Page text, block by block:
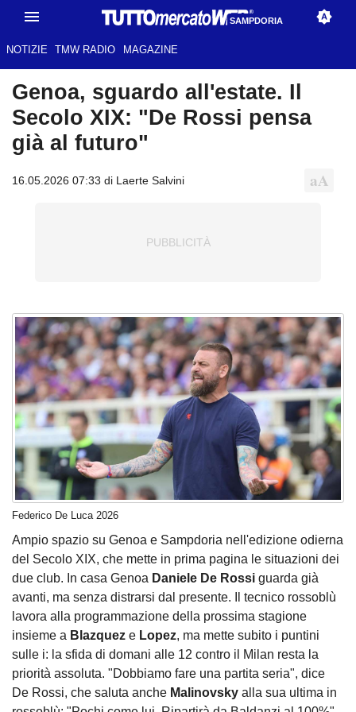
SAMPDORIA
NOTIZIE TMW RADIO MAGAZINE
Genoa, sguardo all'estate. Il
Secolo XIX: "De Rossi pensa
già al futuro"
16.05.2026 07:33 di Laerte Salvini
Federico De Luca 2026
Ampio spazio su Genoa e Sampdoria nell'edizione odierna
del Secolo XIX, che mette in prima pagina le situazioni dei
due club. In casa Genoa Daniele De Rossi guarda già
avanti, ma senza distrarsi dal presente. Il tecnico rossoblù
lavora alla programmazione della prossima stagione
insieme a Blazquez e Lopez, ma mette subito i puntini
sulle i: la sfida di domani alle 12 contro il Milan resta la
priorità assoluta. "Dobbiamo fare una partita seria", dice
De Rossi, che saluta anche Malinovsky alla sua ultima in